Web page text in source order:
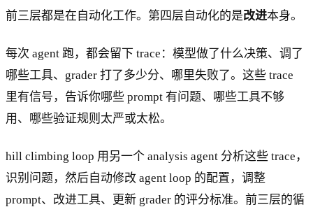
前三层都是在自动化工作。第四层自动化的是改进本身。
每次 agent 跑，都会留下 trace：模型做了什么决策、调了
哪些工具、grader 打了多少分、哪里失败了。这些 trace
里有信号，告诉你哪些 prompt 有问题、哪些工具不够
用、哪些验证规则太严或太松。
hill climbing loop 用另一个 analysis agent 分析这些 trace，
识别问题，然后自动修改 agent loop 的配置，调整
prompt、改进工具、更新 grader 的评分标准。前三层的循